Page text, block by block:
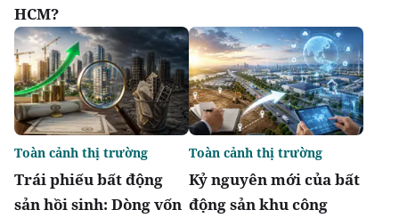
HCM?
Trái phiếu bất động
sản hồi sinh: Dòng vốn
Toàn cảnh thị trường
Kỷ nguyên mới của bất
động sản khu công
Toàn cảnh thị trường